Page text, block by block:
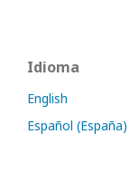
Idioma
English
Español (España)